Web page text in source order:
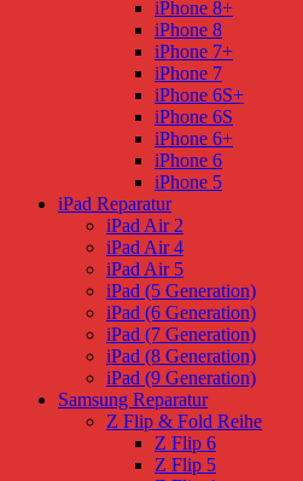
iPhone 8+
iPhone 8
iPhone 7+
iPhone 7
iPhone 6S+
iPhone 6S
iPhone 6+
iPhone 6
iPhone 5
iPad Reparatur
iPad Air 2
iPad Air 4
iPad Air 5
iPad (5 Generation)
iPad (6 Generation)
iPad (7 Generation)
iPad (8 Generation)
iPad (9 Generation)
Samsung Reparatur
Z Flip & Fold Reihe
Z Flip 6
Z Flip 5